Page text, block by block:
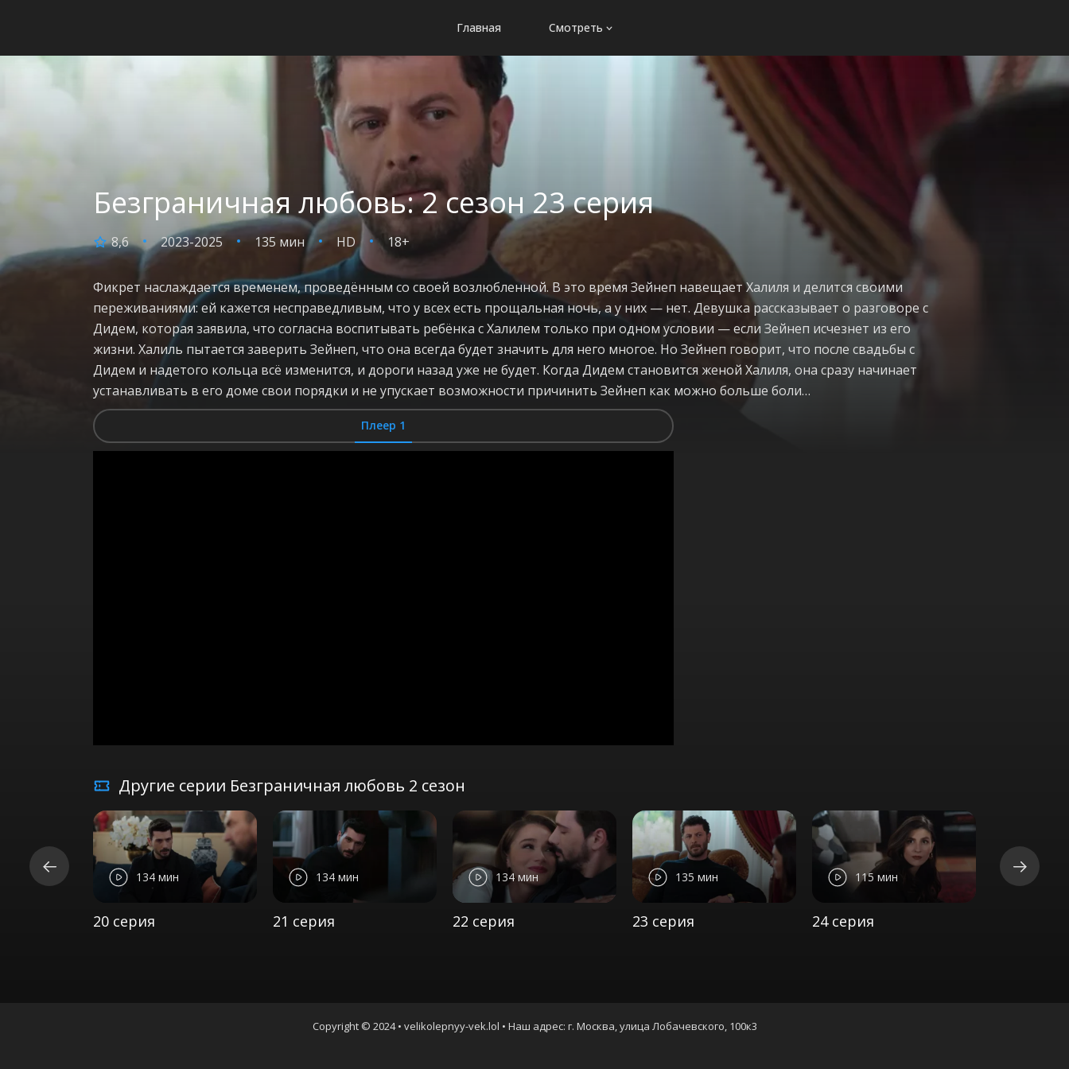
Главная Смотреть
Безграничная любовь: 2 сезон 23 серия
8,6 2023-2025 135 мин HD 18+
Фикрет наслаждается временем, проведённым со своей возлюбленной. В это время Зейнеп навещает Халиля и делится своими
переживаниями: ей кажется несправедливым, что у всех есть прощальная ночь, а у них — нет. Девушка рассказывает о разговоре с
Дидем, которая заявила, что согласна воспитывать ребёнка с Халилем только при одном условии — если Зейнеп исчезнет из его
жизни. Халиль пытается заверить Зейнеп, что она всегда будет значить для него многое. Но Зейнеп говорит, что после свадьбы с
Дидем и надетого кольца всё изменится, и дороги назад уже не будет. Когда Дидем становится женой Халиля, она сразу начинает
устанавливать в его доме свои порядки и не упускает возможности причинить Зейнеп как можно больше боли…
Плеер 1
Другие серии Безграничная любовь 2 сезон
134 мин
20 серия
134 мин
21 серия
134 мин
22 серия
135 мин
23 серия
115 мин
24 серия
Copyright © 2024 • velikolepnyy-vek.lol • Наш адрес: г. Москва, улица Лобачевского, 100к3